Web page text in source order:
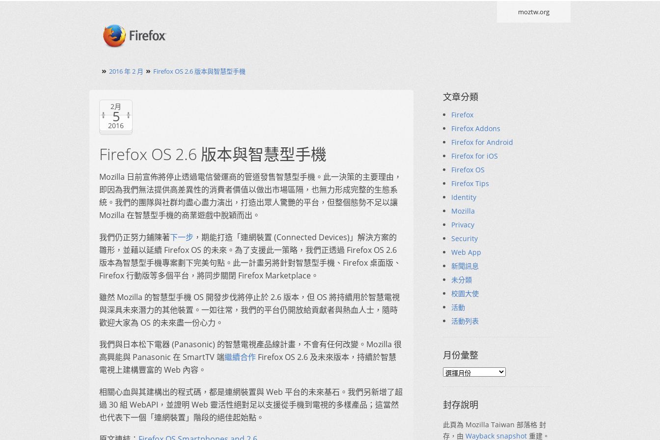
moztw.org
» 2016 年 2 月 » Firefox OS 2.6 版本與智慧型手機
2月
5
2016
Firefox OS 2.6 版本與智慧型手機
Mozilla 日前宣佈將停止透過電信營運商的管道發售智慧型手機。此一決策的主要理由，
即因為我們無法提供高差異性的消費者價值以做出市場區隔，也無力形成完整的生態系
統。我們的團隊與社群均盡心盡力演出，打造出眾人驚艷的平台，但整個態勢不足以讓
Mozilla 在智慧型手機的商業遊戲中脫穎而出。
我們仍正努力鋪陳著下一步 ，期能打造「連網裝置 (Connected Devices)」解決方案的
雛形，並藉以延續 Firefox OS 的未來。為了支援此一策略，我們正透過 Firefox OS 2.6
版本為智慧型手機專案劃下完美句點。此一計畫另將針對智慧型手機、Firefox 桌面版、
Firefox 行動版等多個平台，將同步關閉 Firefox Marketplace。
雖然 Mozilla 的智慧型手機 OS 開發步伐將停止於 2.6 版本，但 OS 將持續用於智慧電視
與深具未來潛力的其他裝置。一如往常，我們的平台仍開放給貢獻者與熱血人士，隨時
歡迎大家為 OS 的未來盡一份心力。
我們與日本松下電器 (Panasonic) 的智慧電視產品線計畫，不會有任何改變。Mozilla 很
高興能與 Panasonic 在 SmartTV 端繼續合作 Firefox OS 2.6 及未來版本，持續於智慧
電視上建構豐富的 Web 內容。
相關心血與其建構出的程式碼，都是連網裝置與 Web 平台的未來基石。我們另新增了超
過 30 組 WebAPI，並證明 Web 靈活性絕對足以支援從手機到電視的多樣產品；這當然
也代表下一個「連網裝置」階段的絕佳起始點。
文章分類
Firefox
Firefox Addons
Firefox for Android
Firefox for iOS
Firefox OS
Firefox Tips
Identity
Mozilla
Privacy
Security
Web App
新聞訊息
未分類
校園大使
活動
活動列表
月份彙整
封存說明
此頁為 Mozilla Taiwan 部落格 封
存，由 Wayback snapshot 重建。